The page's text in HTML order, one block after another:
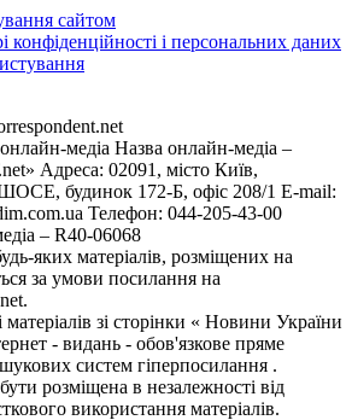
сайтом
конфіденційності і персональних даних
медіа Назва онлайн-медіа –
Адреса: 02091, місто Київ,
будинок 172-Б, офіс 208/1 E-mail:
Телефон: 044-205-43-00
– R40-06068
яких матеріалів, розміщених на
за умови посилання на
зі сторінки « Новини України
- видань - обов'язкове пряме
систем гіперпосилання .
розміщена в незалежності від
використання матеріалів.